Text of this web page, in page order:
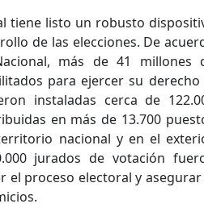
tiene listo un robusto
de las elecciones. De
más de 41 millones
para ejercer su derecho
instaladas cerca de
en más de 13.700
nacional y en el
jurados de votación
el proceso electoral y asegurar